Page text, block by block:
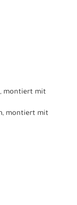
montiert mit
montiert mit